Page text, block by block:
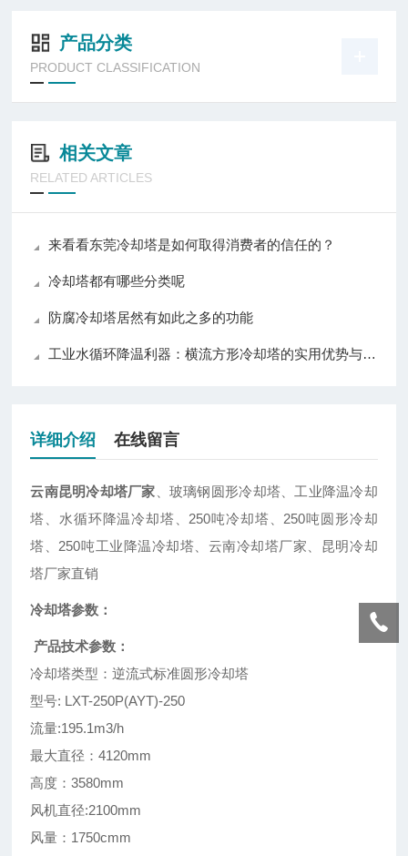
产品分类
PRODUCT CLASSIFICATION
相关文章
RELATED ARTICLES
来看看东莞冷却塔是如何取得消费者的信任的？
冷却塔都有哪些分类呢
防腐冷却塔居然有如此之多的功能
工业水循环降温利器：横流方形冷却塔的实用优势与普及价值
详细介绍 在线留言
云南昆明冷却塔厂家 、玻璃钢圆形冷却塔、工业降温冷却
塔、水循环降温冷却塔、250吨冷却塔、250吨圆形冷却
塔、250吨工业降温冷却塔、云南冷却塔厂家、昆明冷却
塔厂家直销
冷却塔参数：
产品技术参数：
冷却塔类型：逆流式标准圆形冷却塔
型号: LXT-250P(AYT)-250
流量:195.1m3/h
最大直径：4120mm
高度：3580mm
风机直径:2100mm
风量：1750cmm